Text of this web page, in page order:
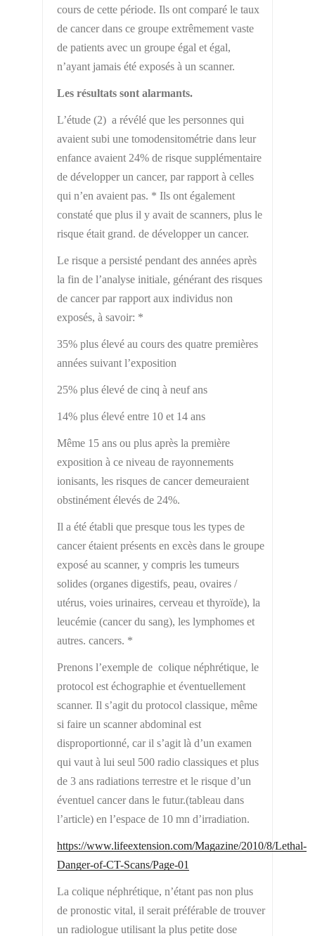
cours de cette période. Ils ont comparé le taux
de cancer dans ce groupe extrêmement vaste
de patients avec un groupe égal et égal,
n’ayant jamais été exposés à un scanner.
Les résultats sont alarmants.
L’étude (2) a révélé que les personnes qui
avaient subi une tomodensitométrie dans leur
enfance avaient 24% de risque supplémentaire
de développer un cancer, par rapport à celles
qui n’en avaient pas. * Ils ont également
constaté que plus il y avait de scanners, plus le
risque était grand. de développer un cancer.
Le risque a persisté pendant des années après
la fin de l’analyse initiale, générant des risques
de cancer par rapport aux individus non
exposés, à savoir: *
35% plus élevé au cours des quatre premières
années suivant l’exposition
25% plus élevé de cinq à neuf ans
14% plus élevé entre 10 et 14 ans
Même 15 ans ou plus après la première
exposition à ce niveau de rayonnements
ionisants, les risques de cancer demeuraient
obstinément élevés de 24%.
Il a été établi que presque tous les types de
cancer étaient présents en excès dans le groupe
exposé au scanner, y compris les tumeurs
solides (organes digestifs, peau, ovaires /
utérus, voies urinaires, cerveau et thyroïde), la
leucémie (cancer du sang), les lymphomes et
autres. cancers. *
Prenons l’exemple de colique néphrétique, le
protocol est échographie et éventuellement
scanner. Il s’agit du protocol classique, même
si faire un scanner abdominal est
disproportionné, car il s’agit là d’un examen
qui vaut à lui seul 500 radio classiques et plus
de 3 ans radiations terrestre et le risque d’un
éventuel cancer dans le futur.(tableau dans
l’article) en l’espace de 10 mn d’irradiation.
https://www.lifeextension.com/Magazine/2010/8/Lethal-
Danger-of-CT-Scans/Page-01
La colique néphrétique, n’étant pas non plus
de pronostic vital, il serait préférable de trouver
un radiologue utilisant la plus petite dose